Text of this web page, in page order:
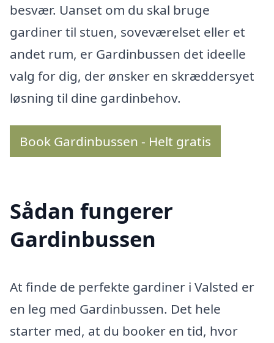
besvær. Uanset om du skal bruge
gardiner til stuen, soveværelset eller et
andet rum, er Gardinbussen det ideelle
valg for dig, der ønsker en skræddersyet
løsning til dine gardinbehov.
Book Gardinbussen - Helt gratis
Sådan fungerer
Gardinbussen
At finde de perfekte gardiner i Valsted er
en leg med Gardinbussen. Det hele
starter med, at du booker en tid, hvor